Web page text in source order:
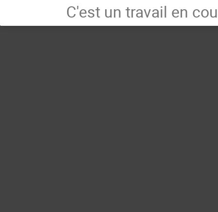
C'est un travail en